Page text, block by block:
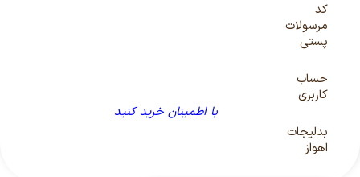
کد
مرسولات
پستی
حساب
کاربری
بدلیجات
اهواز
با اطمینان خرید کنید